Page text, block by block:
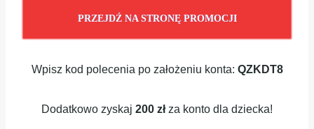
PRZEJDŹ NA STRONĘ PROMOCJI
Wpisz kod polecenia po założeniu konta: QZKDT8
Dodatkowo zyskaj 200 złza konto dla dziecka!